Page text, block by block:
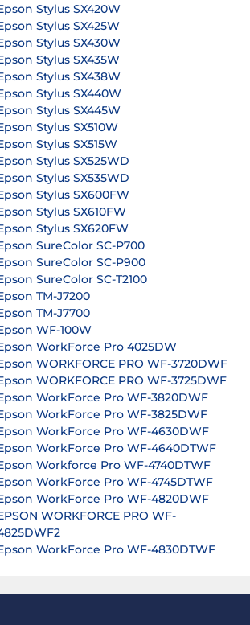
Stylus SX420W
Stylus SX425W
Stylus SX430W
Stylus SX435W
Stylus SX438W
Stylus SX440W
Stylus SX445W
Stylus SX510W
Stylus SX515W
Stylus SX525WD
Stylus SX535WD
Stylus SX600FW
Stylus SX610FW
Stylus SX620FW
SureColor SC-P700
SureColor SC-P900
SureColor SC-T2100
TM-J7200
TM-J7700
WF-100W
WorkForce Pro 4025DW
WORKFORCE PRO WF-3720DWF
WORKFORCE PRO WF-3725DWF
WorkForce Pro WF-3820DWF
WorkForce Pro WF-3825DWF
WorkForce Pro WF-4630DWF
WorkForce Pro WF-4640DTWF
Workforce Pro WF-4740DTWF
WorkForce Pro WF-4745DTWF
WorkForce Pro WF-4820DWF
WORKFORCE PRO WF-
WorkForce Pro WF-4830DTWF